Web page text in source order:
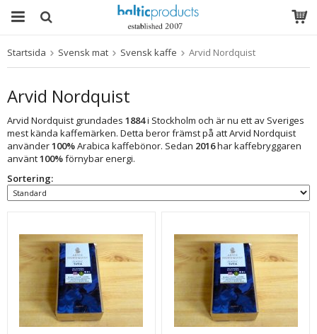
Startsida Svensk mat Svensk kaffe Arvid Nordquist
Arvid Nordquist
Arvid Nordquist grundades 1884i Stockholm och är nu ett av Sveriges
mest kända kaffemärken. Detta beror främst på att Arvid Nordquist
använder100%Arabica kaffebönor. Sedan 2016har kaffebryggaren
använt100%förnybar energi.
Sortering: